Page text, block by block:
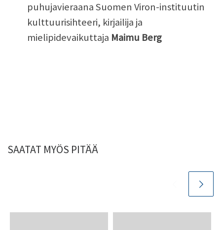
puhujavieraana Suomen Viron-instituutin
kulttuurisihteeri, kirjailija ja
mielipidevaikuttaja Maimu Berg
SAATAT MYÖS PITÄÄ